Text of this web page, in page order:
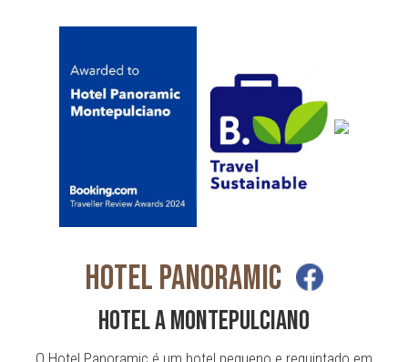
HOTEL PANORAMIC
HOTEL A MONTEPULCIANO